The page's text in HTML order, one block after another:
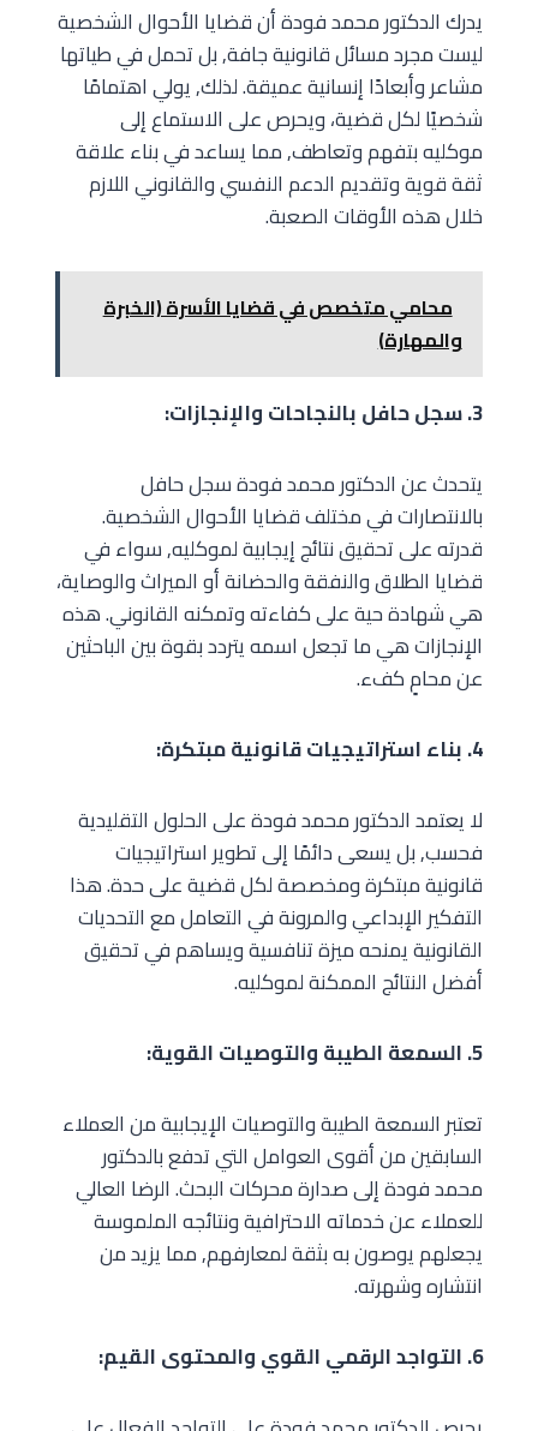
يدرك الدكتور محمد فودة أن قضايا الأحوال الشخصية
ليست مجرد مسائل قانونية جافة, بل تحمل في طياتها
مشاعر وأبعادًا إنسانية عميقة. لذلك, يولي اهتمامًا
شخصيًا لكل قضية، ويحرص على الاستماع إلى
موكليه بتفهم وتعاطف, مما يساعد في بناء علاقة
ثقة قوية وتقديم الدعم النفسي والقانوني اللازم
خلال هذه الأوقات الصعبة.
محامي متخصص في قضايا الأسرة (الخبرة
والمهارة)
3. سجل حافل بالنجاحات والإنجازات:
يتحدث عن الدكتور محمد فودة سجل حافل
بالانتصارات في مختلف قضايا الأحوال الشخصية.
قدرته على تحقيق نتائج إيجابية لموكليه, سواء في
قضايا الطلاق والنفقة والحضانة أو الميراث والوصاية،
هي شهادة حية على كفاءته وتمكنه القانوني. هذه
الإنجازات هي ما تجعل اسمه يتردد بقوة بين الباحثين
عن محامٍ كفء.
4. بناء استراتيجيات قانونية مبتكرة:
لا يعتمد الدكتور محمد فودة على الحلول التقليدية
فحسب, بل يسعى دائمًا إلى تطوير استراتيجيات
قانونية مبتكرة ومخصصة لكل قضية على حدة. هذا
التفكير الإبداعي والمرونة في التعامل مع التحديات
القانونية يمنحه ميزة تنافسية ويساهم في تحقيق
أفضل النتائج الممكنة لموكليه.
5. السمعة الطيبة والتوصيات القوية:
تعتبر السمعة الطيبة والتوصيات الإيجابية من العملاء
السابقين من أقوى العوامل التي تدفع بالدكتور
محمد فودة إلى صدارة محركات البحث. الرضا العالي
للعملاء عن خدماته الاحترافية ونتائجه الملموسة
يجعلهم يوصون به بثقة لمعارفهم, مما يزيد من
انتشاره وشهرته.
6. التواجد الرقمي القوي والمحتوى القيم: